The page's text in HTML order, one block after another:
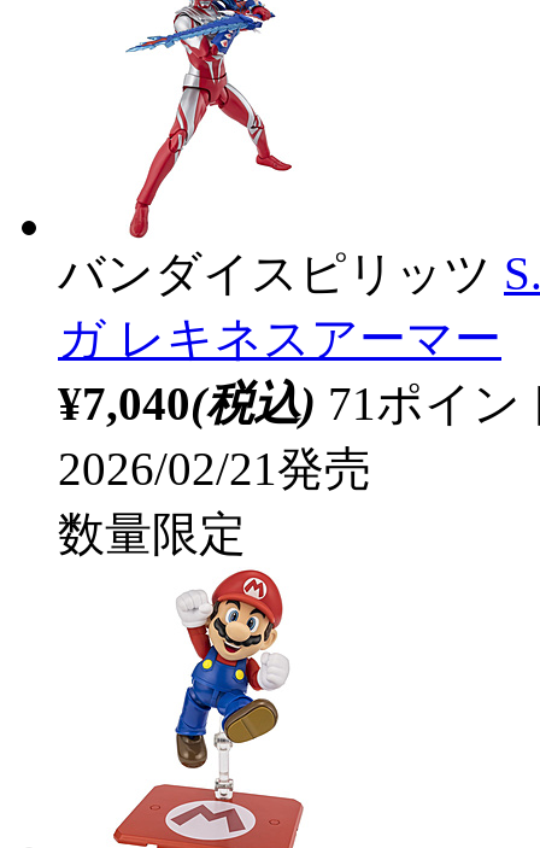
バンダイスピリッツ
ガ レキネスアーマー
¥7,040(税込) 71ポイ
2026/02/21発売
数量限定